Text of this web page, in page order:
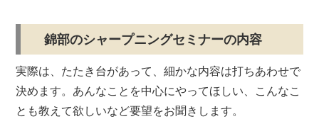
錦部のシャープニングセミナーの内容
実際は、たたき台があって、細かな内容は打ちあわせで
決めます。あんなことを中心にやってほしい、こんなこ
とも教えて欲しいなど要望をお聞きします。